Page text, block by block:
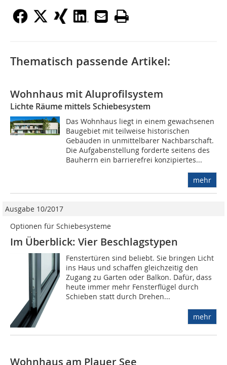
Thematisch passende Artikel:
Wohnhaus mit Aluprofilsystem
Lichte Räume mittels Schiebesystem
Das Wohnhaus liegt in einem gewachsenen
Baugebiet mit teilweise historischen
Gebäuden in unmittelbarer Nachbarschaft.
Die Aufgabenstellung forderte seitens des
Bauherrn ein barrierefrei konzipiertes...
mehr
Ausgabe 10/2017
Optionen für Schiebesysteme
Im Überblick: Vier Beschlagstypen
Fenstertüren sind beliebt. Sie bringen Licht
ins Haus und schaffen gleichzeitig den
Zugang zu Garten oder Balkon. Dafür, dass
heute immer mehr Fensterflügel durch
Schieben statt durch Drehen...
mehr
Wohnhaus am Plauer See